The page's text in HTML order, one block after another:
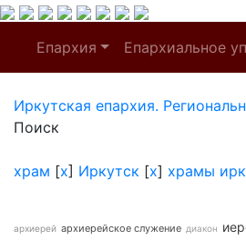
Епархия Епархиальное
Иркутская епархия.
Поиск
храм [x] Иркутск [x] храмы
архиерей архиерейское служение диакон